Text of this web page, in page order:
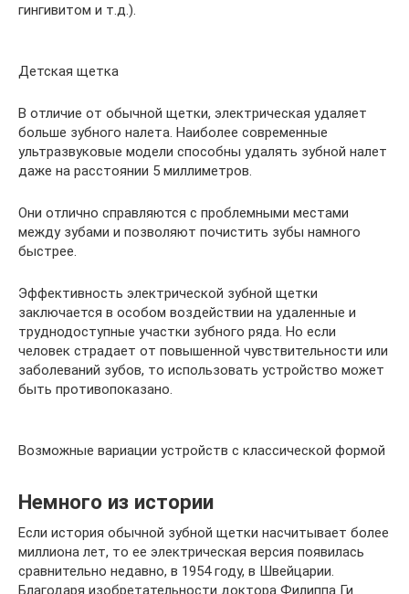
гингивитом и т.д.).
Детская щетка
В отличие от обычной щетки, электрическая удаляет
больше зубного налета. Наиболее современные
ультразвуковые модели способны удалять зубной налет
даже на расстоянии 5 миллиметров.
Они отлично справляются с проблемными местами
между зубами и позволяют почистить зубы намного
быстрее.
Эффективность электрической зубной щетки
заключается в особом воздействии на удаленные и
труднодоступные участки зубного ряда. Но если
человек страдает от повышенной чувствительности или
заболеваний зубов, то использовать устройство может
быть противопоказано.
Возможные вариации устройств с классической формой
Немного из истории
Если история обычной зубной щетки насчитывает более
миллиона лет, то ее электрическая версия появилась
сравнительно недавно, в 1954 году, в Швейцарии.
Благодаря изобретательности доктора Филиппа Ги